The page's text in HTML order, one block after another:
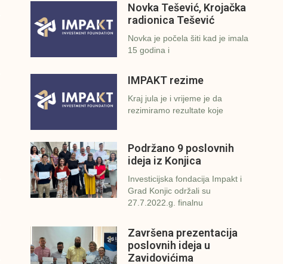
Novka Tešević, Krojačka
radionica Tešević
Novka je počela šiti kad je imala
15 godina i
IMPAKT rezime
Kraj jula je i vrijeme je da
rezimiramo rezultate koje
Podržano 9 poslovnih
ideja iz Konjica
Investicijska fondacija Impakt i
Grad Konjic održali su
27.7.2022.g. finalnu
Završena prezentacija
poslovnih ideja u
Zavidovićima